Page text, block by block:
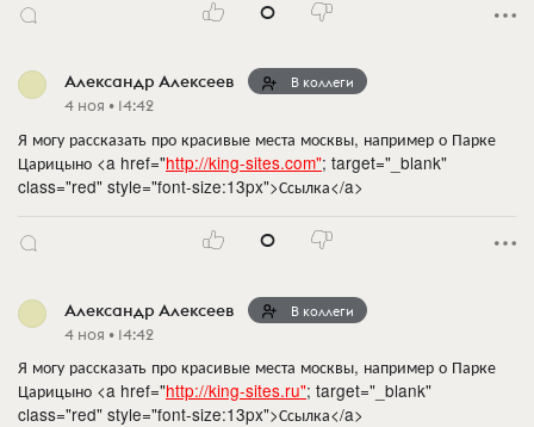
0
Александр Алексеев В коллеги
4 ноя • 14:42
Я могу рассказать про красивые места москвы, например о Парке
Царицыно <a href="http://king-sites.com"; target="_blank"
class="red" style="font-size:13px">Ссылка</a>
0
Александр Алексеев В коллеги
4 ноя • 14:42
Я могу рассказать про красивые места москвы, например о Парке
Царицыно <a href="http://king-sites.ru"; target="_blank"
class="red" style="font-size:13px">Ссылка</a>